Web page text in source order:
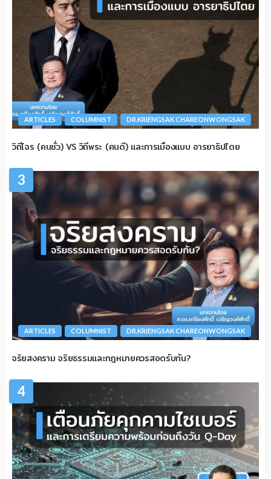
ARTICLES COLUMNIST DR.KRIENGSAK CHAREONWONGSAK
วิถีโจร (คนชั่ว) VS วิถีพระ (คนดี) และการเมืองแบบ อารยาธิปไตย
3
ARTICLES COLUMNIST DR.KRIENGSAK CHAREONWONGSAK
จริยสงคราม จริยธรรมและกฎหมายควรสอดรับกัน?
4